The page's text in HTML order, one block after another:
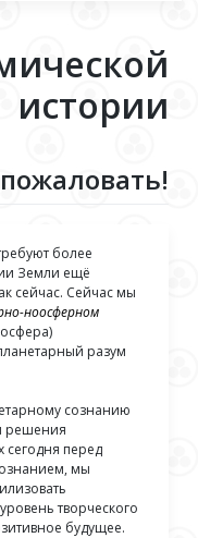
истории
более
Земли ещё
сейчас. Сейчас мы
ноосферном
разум
сознанию
решения
перед
мы
творческого
будущее.